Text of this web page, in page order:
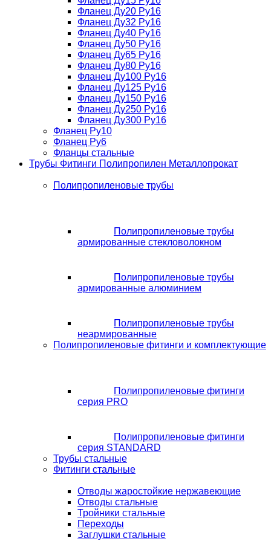
Фланец Ду20 Ру16
Фланец Ду32 Ру16
Фланец Ду40 Ру16
Фланец Ду50 Ру16
Фланец Ду65 Ру16
Фланец Ду80 Ру16
Фланец Ду100 Ру16
Фланец Ду125 Ру16
Фланец Ду150 Ру16
Фланец Ду250 Ру16
Фланец Ду300 Ру16
Фланец Ру10
Фланец Ру6
Фланцы стальные
Трубы Фитинги Полипропилен Металлопрокат
Полипропиленовые трубы
Полипропиленовые трубы
армированные стекловолокном
Полипропиленовые трубы
армированные алюминием
Полипропиленовые трубы
неармированные
Полипропиленовые фитинги и комплектующие
Полипропиленовые фитинги
серия PRO
Полипропиленовые фитинги
серия STANDARD
Трубы стальные
Фитинги стальные
Отводы жаростойкие нержавеющие
Отводы стальные
Тройники стальные
Переходы
Заглушки стальные